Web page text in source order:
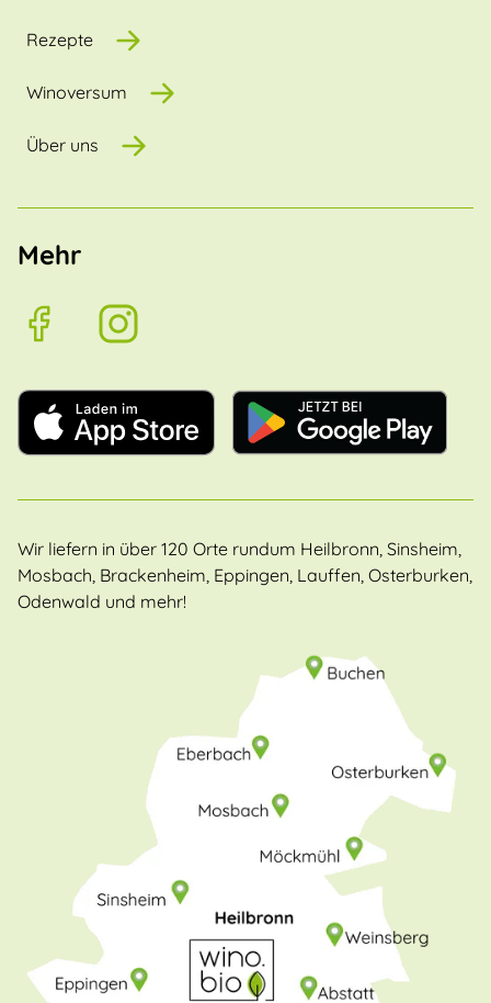
Rezepte
Winoversum
Über uns
Mehr
Wir liefern in über 120 Orte rundum Heilbronn, Sinsheim,
Mosbach, Brackenheim, Eppingen, Lauffen, Osterburken,
Odenwald und mehr!